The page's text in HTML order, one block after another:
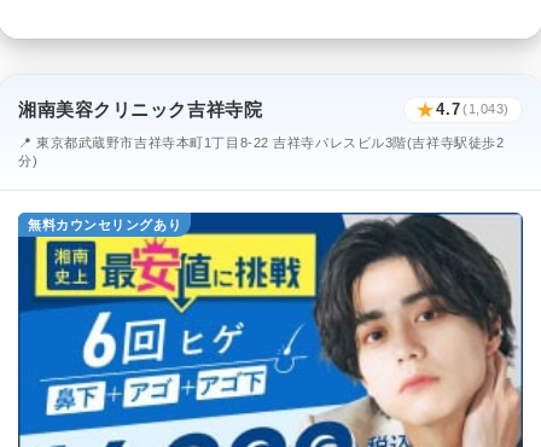
湘南美容クリニック吉祥寺院 ★4.7(1,043)
📍 東京都武蔵野市吉祥寺本町1丁目8-22 吉祥寺パレスビル3階(吉祥寺駅徒歩2
分)
無料カウンセリングあり